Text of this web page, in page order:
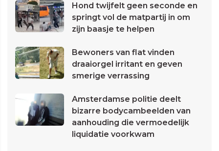
Hond twijfelt geen seconde en
springt vol de matpartij in om
zijn baasje te helpen
Bewoners van flat vinden
draaiorgel irritant en geven
smerige verrassing
Amsterdamse politie deelt
bizarre bodycambeelden van
aanhouding die vermoedelijk
liquidatie voorkwam